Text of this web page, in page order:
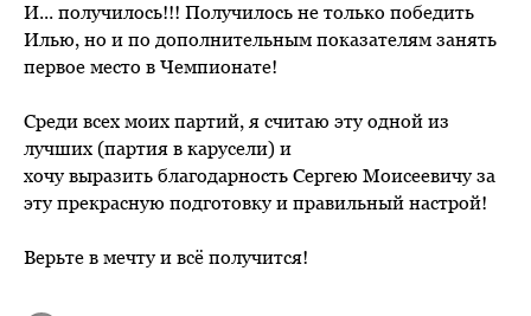
И... получилось!!! Получилось не только победить
Илью, но и по дополнительным показателям занять
первое место в Чемпионате!
Среди всех моих партий, я считаю эту одной из
лучших (партия в карусели) и
хочу выразить благодарность Сергею Моисеевичу за
эту прекрасную подготовку и правильный настрой!
Верьте в мечту и всё получится!